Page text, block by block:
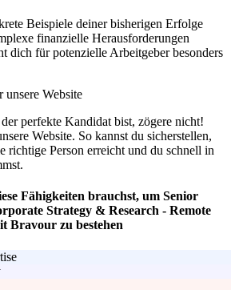
Beispiele deiner bisherigen Erfolge
finanzielle Herausforderungen
dich für potenzielle Arbeitgeber besonders
Website
perfekte Kandidat bist, zögere nicht!
Website. So kannst du sicherstellen,
richtige Person erreicht und du schnell in
Fähigkeiten brauchst, um Senior
Strategy & Research - Remote
Bravour zu bestehen